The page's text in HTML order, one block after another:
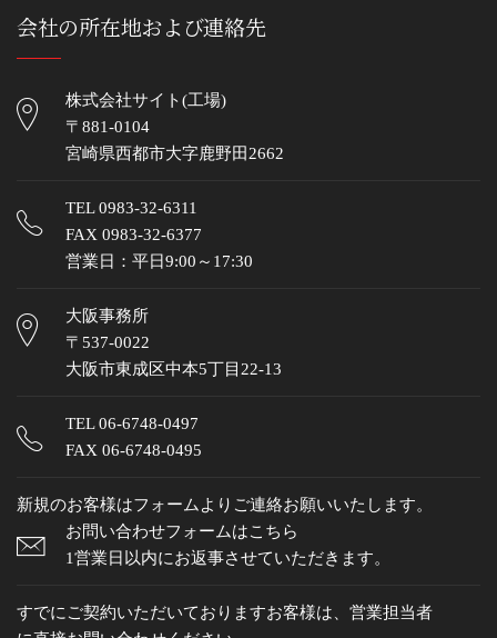
会社の所在地および連絡先
株式会社サイト(工場)
〒881-0104
宮崎県西都市大字鹿野田2662
TEL0983-32-6311
FAX 0983-32-6377
営業日：平日9:00～17:30
大阪事務所
〒537-0022
大阪市東成区中本5丁目22-13
TEL06-6748-0497
FAX 06-6748-0495
新規のお客様はフォームよりご連絡お願いいたします。
お問い合わせフォームはこちら
1営業日以内にお返事させていただきます。
すでにご契約いただいておりますお客様は、営業担当者